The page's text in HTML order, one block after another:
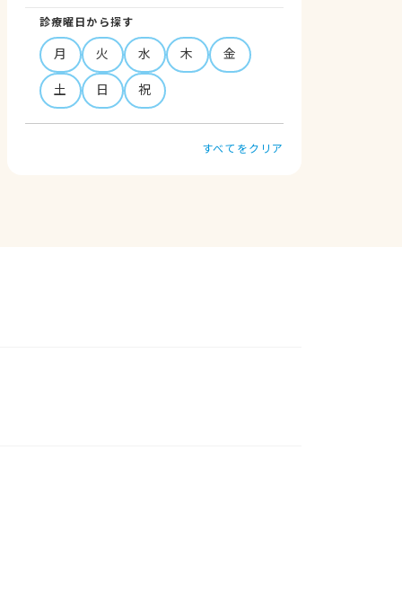
診療曜日から探す
月 火 水 木
金
土
日 祝
すべてをクリア